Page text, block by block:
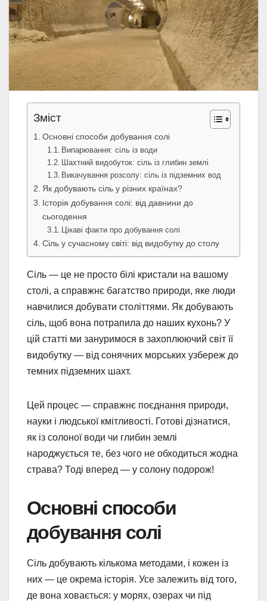
Зміст
Основні способи добування солі
Випарювання: сіль із води
Шахтний видобуток: сіль із глибин землі
Викачування розсолу: сіль із підземних вод
Як добувають сіль у різних країнах?
Історія добування солі: від давнини до
сьогодення
Цікаві факти про добування солі
Сіль у сучасному світі: від видобутку до столу
Сіль — це не просто білі кристали на вашому
столі, а справжнє багатство природи, яке люди
навчилися добувати століттями. Як добувають
сіль, щоб вона потрапила до наших кухонь? У
цій статті ми зануримося в захоплюючий світ її
видобутку — від сонячних морських узбереж до
темних підземних шахт.
Цей процес — справжнє поєднання природи,
науки і людської кмітливості. Готові дізнатися,
як із солоної води чи глибин землі
народжується те, без чого не обходиться жодна
страва? Тоді вперед — у солону подорож!
Основні способи
добування солі
Сіль добувають кількома методами, і кожен із
них — це окрема історія. Усе залежить від того,
де вона ховається: у морях, озерах чи під